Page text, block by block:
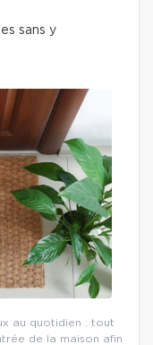
sans y
au quotidien : tout
de la maison afin